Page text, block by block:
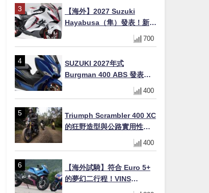
【海外】2027 Suzuki
Hayabusa（隼）發表！新增
Special Edition 特仕版，全
新珍珠白塗裝與專屬配備登
700
SUZUKI 2027年式
Burgman 400 ABS 發表！
8/18日本上市、支援E10汽油
售價98萬100日圓
400
Triumph Scrambler 400 XC
的狂野造型與公路實用性的
400
【海外試騎】符合 Euro 5+
的夢幻二行程！VINS
Duecinquanta 登陸日本：